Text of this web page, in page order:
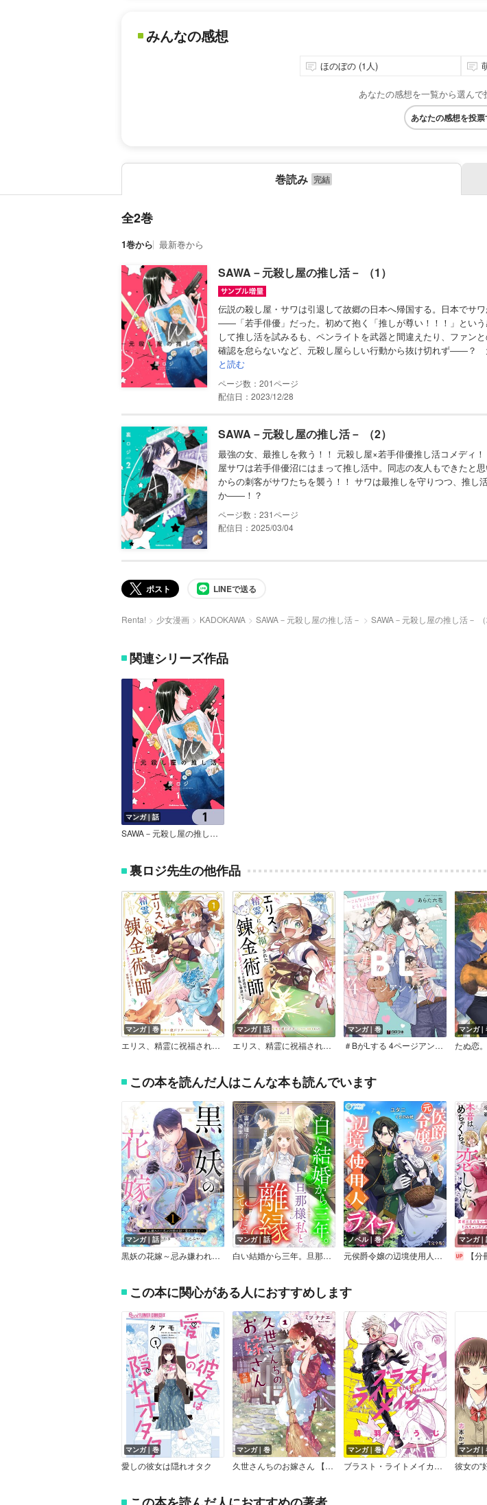
みんなの感想
ほのぼの (1人)
あなたの感想を一覧から選んで
あなたの感想を投票
巻読み
全2巻
1巻から 最新巻から
SAWA－元殺し屋の推し活－ （1）
伝説の殺し屋・サワは引退して故郷の日本へ帰国する。日本でサ
――「若手俳優」だった。初めて抱く「推しが尊い！！！」という
して推し活を試みるも、ペンライトを武器と間違えたり、ファン
確認を怠らないなど、元殺し屋らしい行動から抜け切れず――？
と読む
201
配信日：2023/12/28
SAWA－元殺し屋の推し活－ （2）
最強の女、最推しを救う！！ 元殺し屋×若手俳優推し活コメディ
屋サワは若手俳優沼にはまって推し活中。同志の友人もできたと
からの刺客がサワたちを襲う！！ サワは最推しを守りつつ、推し
か――！？
231
配信日：2025/03/04
ポスト LINEで送る
Renta! 少女漫画 KADOKAWA SAWA－元殺し屋の推し活－ SAWA－元殺し屋の推し活－ （
関連シリーズ作品
マンガ｜話
SAWA－元殺し屋の推し活－【分冊版】
裏ロジ先生の他作品
マンガ｜巻
エリス、精霊に祝福された錬金術師 チート級アイテムでお店経営も冒険も順調です！（コミック）
マンガ｜話
エリス、精霊に祝福された錬金術師 チート級アイテムでお店経営も冒険も順調です！【分冊版】（コミック）
マンガ｜巻
＃BがLする 4ページアンソロジー ～こんなに好きでどうしよう！？～
マンガ
たぬ恋。
この本を読んだ人はこんな本も読んでいます
マンガ｜話
黒妖の花嫁～忌み嫌われた私が冷酷大尉に愛されるまで～
マンガ｜話
白い結婚から三年。旦那様、私と離縁してください（話売り）
ノベル｜巻
元侯爵令嬢の辺境使用人ライフ【完全版】
マンガ
【分冊版】高
この本に関心がある人におすすめします
マンガ｜巻
愛しの彼女は隠れオタク
マンガ｜巻
久世さんちのお嫁さん 【単行本版】
マンガ｜巻
ブラスト・ライトメイカー －BLAST・LightMaker－
マンガ